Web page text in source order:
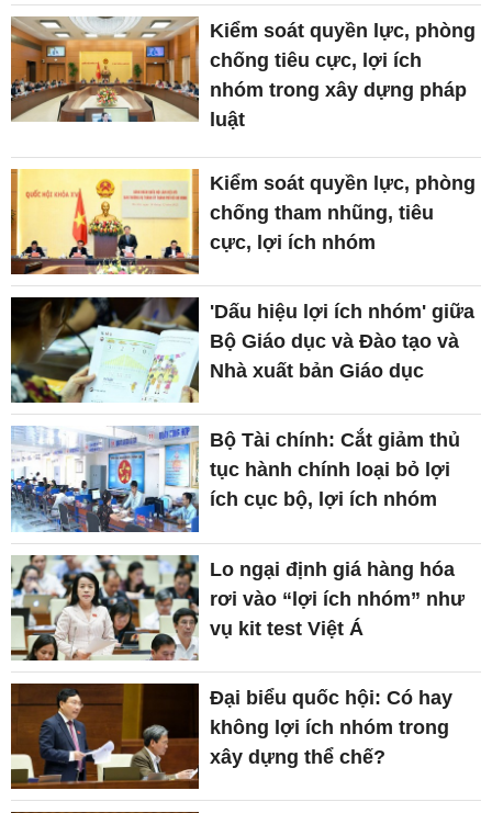
Kiểm soát quyền lực, phòng
chống tiêu cực, lợi ích
nhóm trong xây dựng pháp
luật
Kiểm soát quyền lực, phòng
chống tham nhũng, tiêu
cực, lợi ích nhóm
'Dấu hiệu lợi ích nhóm' giữa
Bộ Giáo dục và Đào tạo và
Nhà xuất bản Giáo dục
Bộ Tài chính: Cắt giảm thủ
tục hành chính loại bỏ lợi
ích cục bộ, lợi ích nhóm
Lo ngại định giá hàng hóa
rơi vào “lợi ích nhóm” như
vụ kit test Việt Á
Đại biểu quốc hội: Có hay
không lợi ích nhóm trong
xây dựng thể chế?